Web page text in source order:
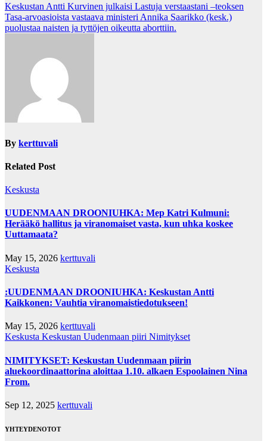
Post
navigation
Keskustan Antti Kurvinen julkaisi Lastuja verstaastani –teoksen
Tasa-arvoasioista vastaava ministeri Annika Saarikko (kesk.)
puolustaa naisten ja tyttöjen oikeutta aborttiin.
By kerttuvali
Related Post
Keskusta
UUDENMAAN DROONIUHKA: Mep Katri Kulmuni:
Herääkö hallitus ja viranomaiset vasta, kun uhka koskee
Uuttamaata?
May 15, 2026 kerttuvali
Keskusta
:UUDENMAAN DROONIUHKA: Keskustan Antti
Kaikkonen: Vauhtia viranomaistiedotukseen!
May 15, 2026 kerttuvali
Keskusta Keskustan Uudenmaan piiri Nimitykset
NIMITYKSET: Keskustan Uudenmaan piirin
aluekoordinaattorina aloittaa 1.10. alkaen Espoolainen Nina
From.
Sep 12, 2025 kerttuvali
YHTEYDENOTOT